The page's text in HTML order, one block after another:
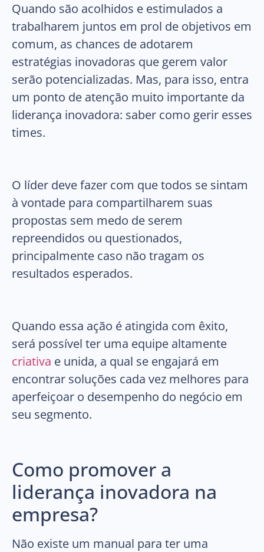
Quando são acolhidos e estimulados a
trabalharem juntos em prol de objetivos em
comum, as chances de adotarem
estratégias inovadoras que gerem valor
serão potencializadas. Mas, para isso, entra
um ponto de atenção muito importante da
liderança inovadora: saber como gerir esses
times.
O líder deve fazer com que todos se sintam
à vontade para compartilharem suas
propostas sem medo de serem
repreendidos ou questionados,
principalmente caso não tragam os
resultados esperados.
Quando essa ação é atingida com êxito,
será possível ter uma equipe altamente
criativa e unida, a qual se engajará em
encontrar soluções cada vez melhores para
aperfeiçoar o desempenho do negócio em
seu segmento.
Como promover a
liderança inovadora na
empresa?
Não existe um manual para ter uma